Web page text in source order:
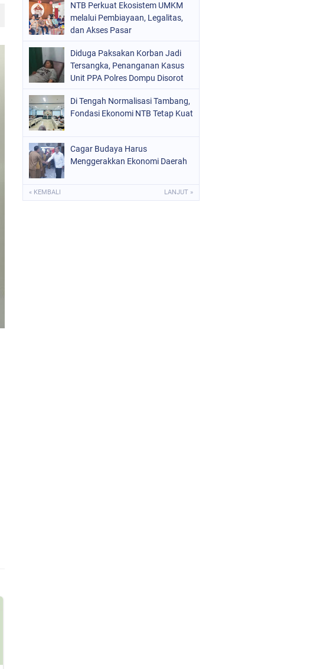
NTB Perkuat Ekosistem UMKM
melalui Pembiayaan, Legalitas,
dan Akses Pasar
Diduga Paksakan Korban Jadi
Tersangka, Penanganan Kasus
Unit PPA Polres Dompu Disorot
Di Tengah Normalisasi Tambang,
Fondasi Ekonomi NTB Tetap Kuat
Cagar Budaya Harus
Menggerakkan Ekonomi Daerah
« KEMBALI LANJUT »